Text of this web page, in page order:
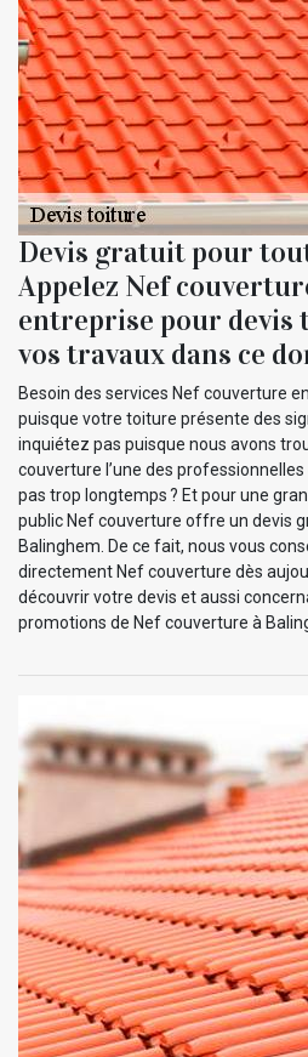
Devis gratuit pour
Appelez Nef
entreprise pour
vos travaux dans ce
Besoin des services Nef couverture
puisque votre toiture présente des
inquiétez pas puisque nous avons
couverture l’une des
pas trop longtemps ? Et pour une
public Nef couverture offre un devis
Balinghem. De ce fait, nous vous
directement Nef couverture dès
découvrir votre devis et aussi
promotions de Nef couverture à